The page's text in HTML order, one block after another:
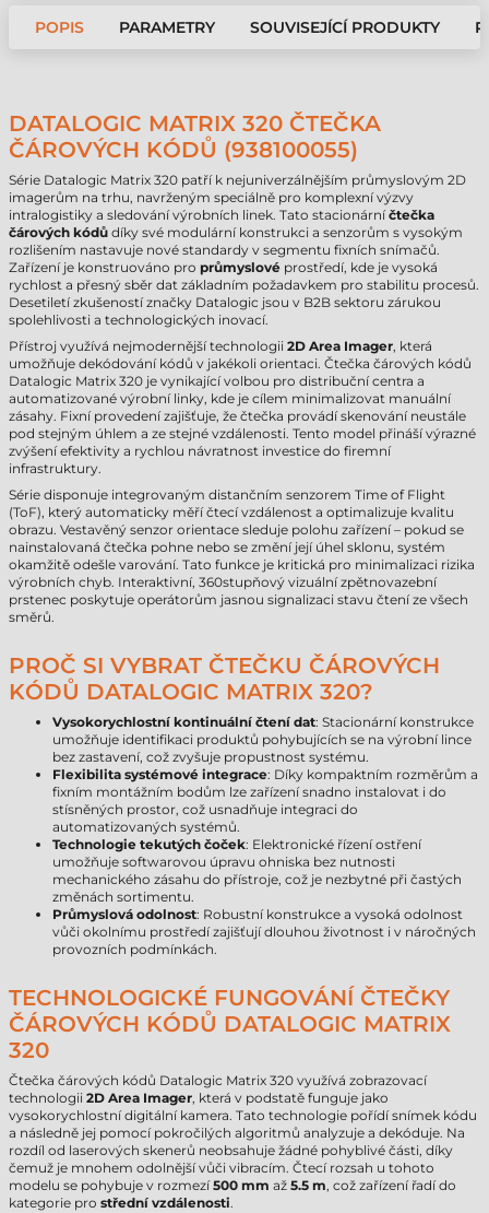
POPIS PARAMETRY SOUVISEJÍCÍ PRODUKTY
DATALOGIC MATRIX 320 ČTEČKA
ČÁROVÝCH KÓDŮ (938100055)
Série Datalogic Matrix 320 patří k nejuniverzálnějším průmyslovým 2D
imagerům na trhu, navrženým speciálně pro komplexní výzvy
intralogistiky a sledování výrobních linek. Tato stacionárníčtečka
čárových kódů díky své modulární konstrukci a senzorům s vysokým
rozlišením nastavuje nové standardy v segmentu fixních snímačů.
Zařízení je konstruováno pro průmyslové prostředí, kde je vysoká
rychlost a přesný sběr dat základním požadavkem pro stabilitu procesů.
Desetiletí zkušeností značky Datalogic jsou v B2B sektoru zárukou
spolehlivosti a technologických inovací.
Přístroj využívá nejmodernější technologii 2D Area Imager, která
umožňuje dekódování kódů v jakékoli orientaci. Čtečka čárových kódů
Datalogic Matrix 320 je vynikající volbou pro distribuční centra a
automatizované výrobní linky, kde je cílem minimalizovat manuální
zásahy. Fixní provedení zajišťuje, že čtečka provádí skenování neustále
pod stejným úhlem a ze stejné vzdálenosti. Tento model přináší výrazné
zvýšení efektivity a rychlou návratnost investice do firemní
infrastruktury.
Série disponuje integrovaným distančním senzorem Time of Flight
(ToF), který automaticky měří čtecí vzdálenost a optimalizuje kvalitu
obrazu. Vestavěný senzor orientace sleduje polohu zařízení – pokud se
nainstalovaná čtečka pohne nebo se změní její úhel sklonu, systém
okamžitě odešle varování. Tato funkce je kritická pro minimalizaci rizika
výrobních chyb. Interaktivní, 360stupňový vizuální zpětnovazební
prstenec poskytuje operátorům jasnou signalizaci stavu čtení ze všech
směrů.
PROČ SI VYBRAT ČTEČKU ČÁROVÝCH
KÓDŮ DATALOGIC MATRIX 320?
Vysokorychlostní kontinuální čtení dat: Stacionární konstrukce
umožňuje identifikaci produktů pohybujících se na výrobní lince
bez zastavení, což zvyšuje propustnost systému.
Flexibilita systémové integrace: Díky kompaktním rozměrům a
fixním montážním bodům lze zařízení snadno instalovat i do
stísněných prostor, což usnadňuje integraci do
automatizovaných systémů.
Technologie tekutých čoček: Elektronické řízení ostření
umožňuje softwarovou úpravu ohniska bez nutnosti
mechanického zásahu do přístroje, což je nezbytné při častých
změnách sortimentu.
Průmyslová odolnost: Robustní konstrukce a vysoká odolnost
vůči okolnímu prostředí zajišťují dlouhou životnost i v náročných
provozních podmínkách.
TECHNOLOGICKÉ FUNGOVÁNÍ ČTEČKY
ČÁROVÝCH KÓDŮ DATALOGIC MATRIX
320
Čtečka čárových kódů Datalogic Matrix 320 využívá zobrazovací
technologii 2D Area Imager, která v podstatě funguje jako
vysokorychlostní digitální kamera. Tato technologie pořídí snímek kódu
a následně jej pomocí pokročilých algoritmů analyzuje a dekóduje. Na
rozdíl od laserových skenerů neobsahuje žádné pohyblivé části, díky
čemuž je mnohem odolnější vůči vibracím. Čtecí rozsah u tohoto
modelu se pohybuje v rozmezí500 mm až 5.5 m, což zařízení řadí do
kategorie pro střední vzdálenosti.